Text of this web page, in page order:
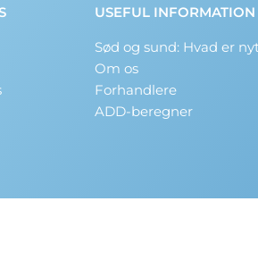
USEFUL INFORMATION
Sød og sund: Hvad er
Om os
Forhandlere
ADD-beregner